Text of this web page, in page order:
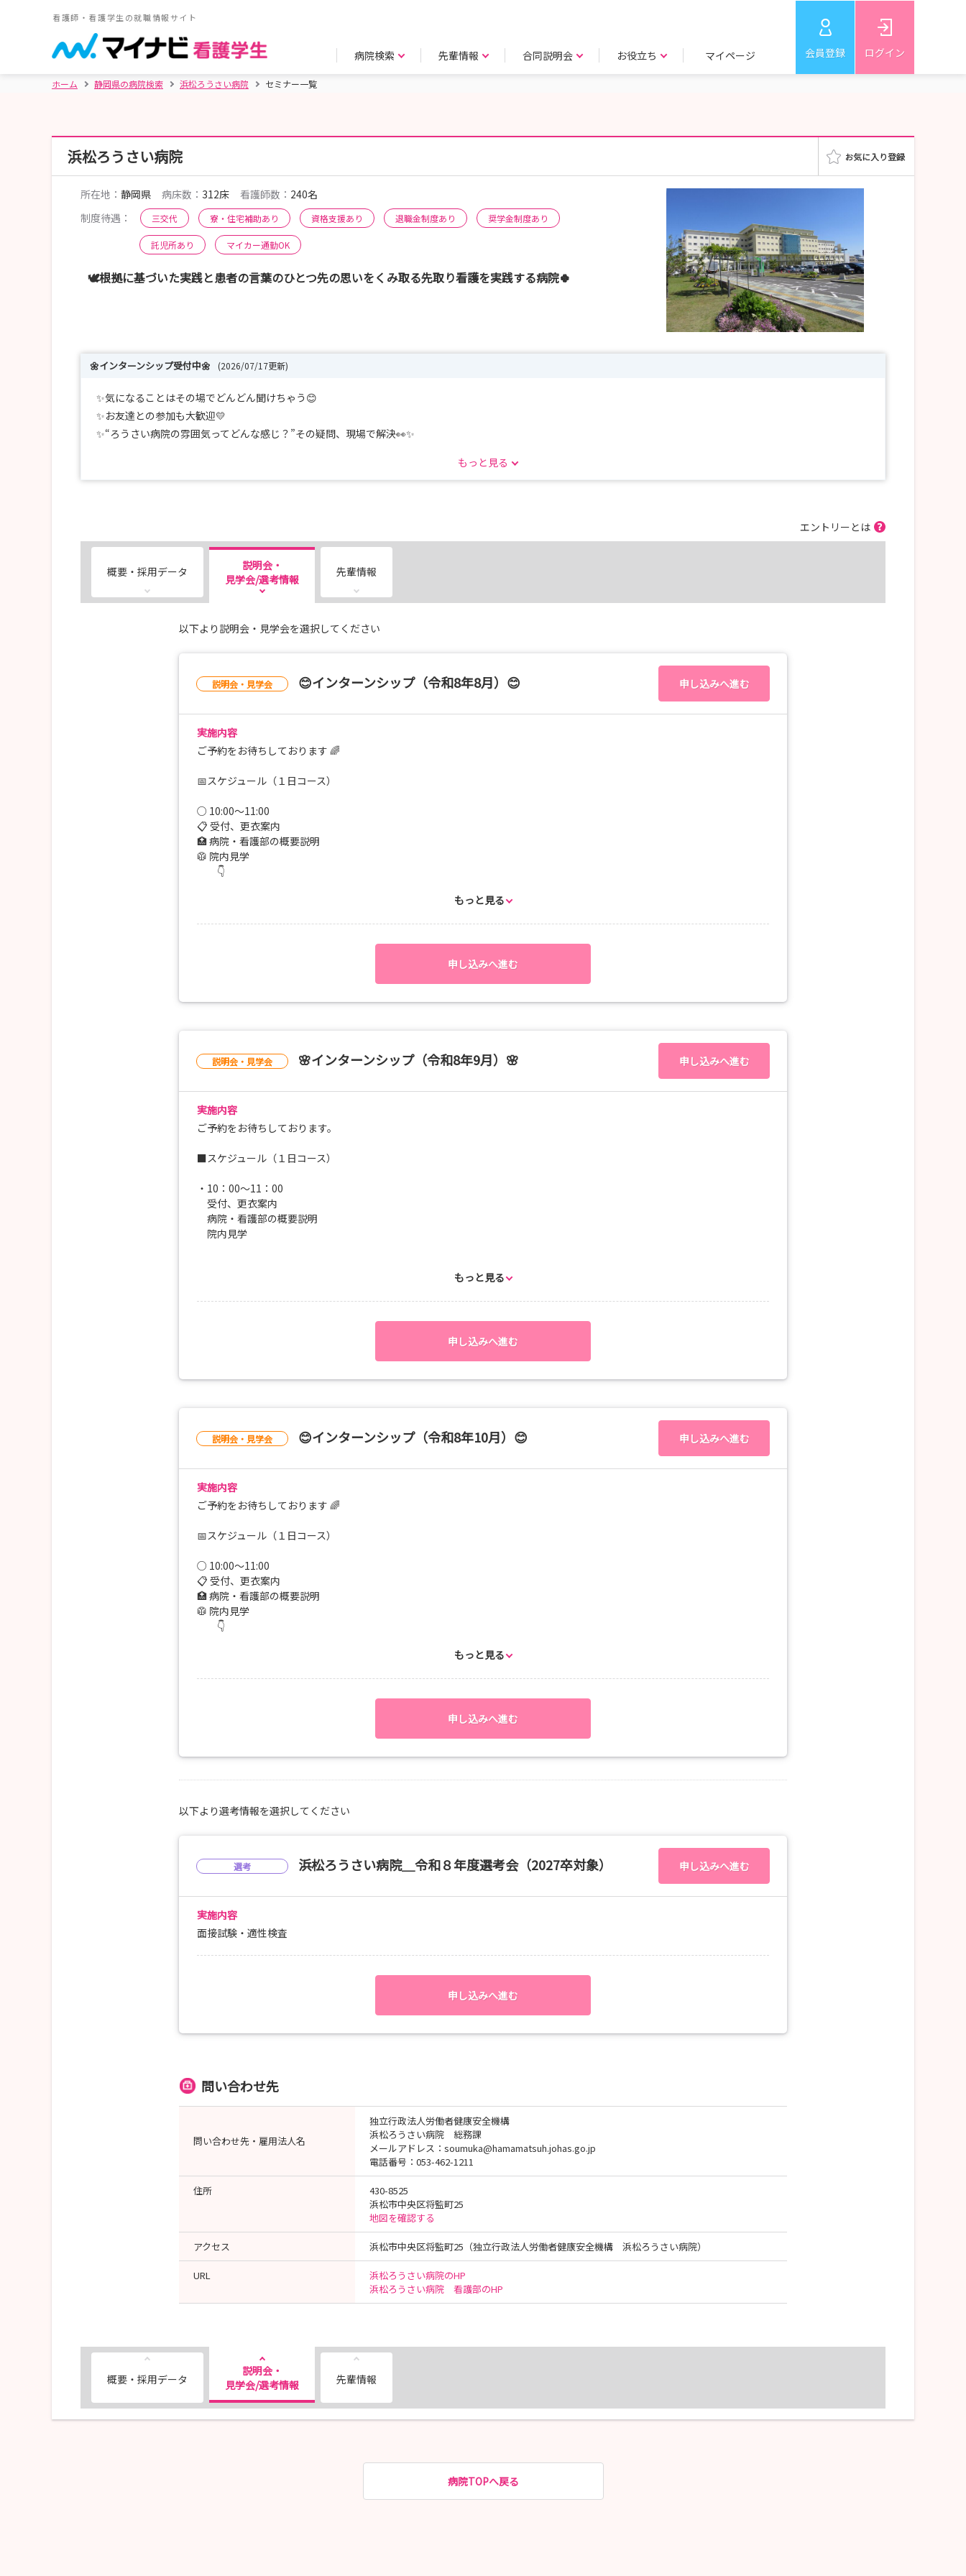
看護師・看護学生の就職情報サイト
病院検索 先輩情報 合同説明会 お役立ち マイページ 会員登録 ログイン
ホーム 静岡県の病院検索 浜松ろうさい病院 セミナー一覧
浜松ろうさい病院
所在地： 静岡県 病床数： 312床 看護師数： 240名
制度待遇：
三交代 寮・住宅補助あり 資格支援あり 退職金制度あり 奨学金制度あり
託児所あり マイカー通勤OK
🕊️根拠に基づいた実践と患者の言葉のひとつ先の思いをくみ取る先取り看護を実践する病院🍀
🌼インターンシップ受付中🌼 (2026/07/17更新)
✨気になることはその場でどんどん聞けちゃう😊
✨お友達との参加も大歓迎💛
✨“ろうさい病院の雰囲気ってどんな感じ？”その疑問、現場で解決👀✨
もっと見る
エントリーとは
概要・採用データ
説明会・
見学会/選考情報
先輩情報
以下より説明会・見学会を選択してください
説明会・見学会 😊インターンシップ（令和8年8月）😊 申し込みへ進む
実施内容
ご予約をお待ちしております 🌈
📅スケジュール（１日コース）
○ 10:00〜11:00
📋 受付、更衣案内
🏥 病院・看護部の概要説明
🥼 院内見学
👇
💉 ケアの体験
💬 先輩看護師と談話
📝 振り返り、アンケート
🚄 交通費支給（院内規程あり）
🏨 宿泊費支給（院内規程あり）
○ 10：00～10：45
📋 受付、更衣案内
🏥 病院・看護部の概要説明
✨ 更衣・終了
🏨 宿泊費支給（院内規程あり）
もっと見る
申し込みへ進む
説明会・見学会 🌸インターンシップ（令和8年9月）🌸 申し込みへ進む
実施内容
ご予約をお待ちしております。
■スケジュール（１日コース）
・10：00～11：00
受付、更衣案内
病院・看護部の概要説明
院内見学
ケアの体験
先輩看護師と談話
振り返り、アンケート
※交通費支給（院内規程あり）
※宿泊費支給（院内規程あり）
・10：00～10：45
受付、更衣案内
病院・看護部の概要説明
更衣
※宿泊費支給（院内規程あり）
もっと見る
申し込みへ進む
説明会・見学会 😊インターンシップ（令和8年10月）😊 申し込みへ進む
実施内容
ご予約をお待ちしております 🌈
📅スケジュール（１日コース）
○ 10:00〜11:00
📋 受付、更衣案内
🏥 病院・看護部の概要説明
🥼 院内見学
👇
💉 ケアの体験
👇
💬 先輩看護師と談話
✨ 更衣・終了
🚄 交通費支給（院内規程あり）
⌛スケジュール（半日コース）
○ 10：00～10：45
🥼 院内見学
👇
○ 11：25～12：00
💬 先輩看護師と談話
✨ 更衣・終了
🏨 宿泊費支給（院内規程あり）
もっと見る
申し込みへ進む
以下より選考情報を選択してください
選考 浜松ろうさい病院＿令和８年度選考会（2027卒対象） 申し込みへ進む
実施内容
面接試験・適性検査
申し込みへ進む
問い合わせ先
問い合わせ先・雇用法人名
独立行政法人労働者健康安全機構
浜松ろうさい病院 総務課
メールアドレス：soumuka@hamamatsuh.johas.go.jp
電話番号：053-462-1211
住所
430-8525
浜松市中央区将監町25
地図を確認する
アクセス 浜松市中央区将監町25（独立行政法人労働者健康安全機構 浜松ろうさい病院）
URL
浜松ろうさい病院のHP
浜松ろうさい病院 看護部のHP
概要・採用データ
説明会・
見学会/選考情報
先輩情報
病院TOPへ戻る